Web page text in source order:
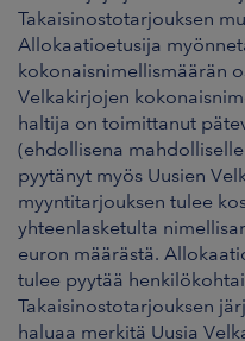
Takaisinostotarjouksen
Allokaatioetusija
kokonaisnimellismäärän
Velkakirjojen
haltija on toimittanut
(ehdollisena
pyytänyt myös Uusien
myyntitarjouksen tulee
yhteenlasketulta
euron määrästä.
tulee pyytää
Takaisinostotarjouksen
haluaa merkitä Uusia